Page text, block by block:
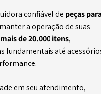
confiável de peças para
a operação de suas
de 20.000 itens,
fundamentais até
em seu atendimento,